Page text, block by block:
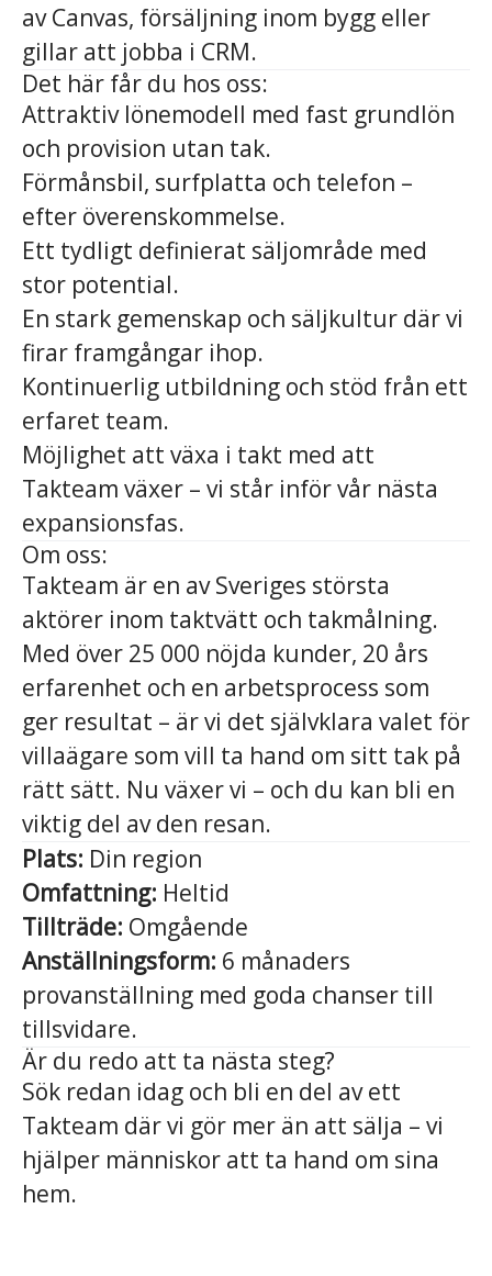
av Canvas, försäljning inom bygg eller
gillar att jobba i CRM.
Det här får du hos oss:
Attraktiv lönemodell med fast grundlön
och provision utan tak.
Förmånsbil, surfplatta och telefon –
efter överenskommelse.
Ett tydligt definierat säljområde med
stor potential.
En stark gemenskap och säljkultur där vi
firar framgångar ihop.
Kontinuerlig utbildning och stöd från ett
erfaret team.
Möjlighet att växa i takt med att
Takteam växer – vi står inför vår nästa
expansionsfas.
Om oss:
Takteam är en av Sveriges största
aktörer inom taktvätt och takmålning.
Med över 25 000 nöjda kunder, 20 års
erfarenhet och en arbetsprocess som
ger resultat – är vi det självklara valet för
villaägare som vill ta hand om sitt tak på
rätt sätt. Nu växer vi – och du kan bli en
viktig del av den resan.
Plats: Din region
Omfattning: Heltid
Tillträde: Omgående
Anställningsform: 6 månaders
provanställning med goda chanser till
tillsvidare.
Är du redo att ta nästa steg?
Sök redan idag och bli en del av ett
Takteam där vi gör mer än att sälja – vi
hjälper människor att ta hand om sina
hem.